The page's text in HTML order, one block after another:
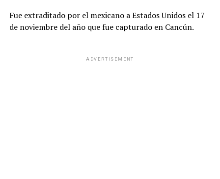
Fue extraditado por el mexicano a Estados Unidos el 17
de noviembre del año que fue capturado en Cancún.
ADVERTISEMENT